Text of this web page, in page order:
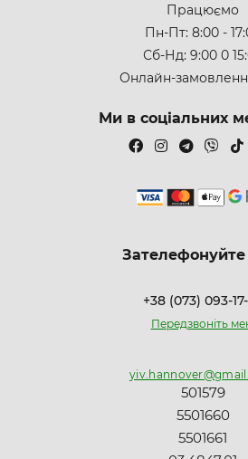
Працюємо
Пн-Пт: 8:00 -
Сб-Нд: 9:00 0
Онлайн-
Ми в соціальних
+38 (073) 093-
Передзвоніть
501579
5501660
5501661